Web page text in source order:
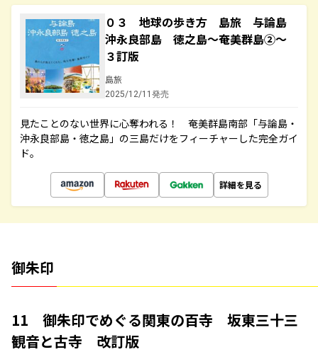
０３ 地球の歩き方 島旅 与論島
沖永良部島 徳之島～奄美群島②～
３訂版
島旅
2025/12/11発売
見たことのない世界に心奪われる！ 奄美群島南部「与論島・
沖永良部島・徳之島」の三島だけをフィーチャーした完全ガイ
ド。
詳細を見る
御朱印
11 御朱印でめぐる関東の百寺 坂東三十三
観音と古寺 改訂版